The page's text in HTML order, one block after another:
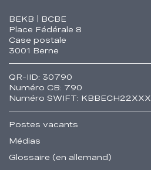
Fusszeile
BEKB | BCBE
Place Fédérale 8
Case postale
3001 Berne
QR-IID: 30790
Numéro CB: 790
Numéro SWIFT: KBBECH22XXX
Postes vacants
Médias
Glossaire (en allemand)